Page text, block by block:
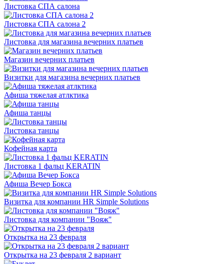
Листовка СПА салона
Листовка СПА салона 2
Листовка для магазина вечерних платьев
Магазин вечерних платьев
Визитки для магазина вечерних платьев
Афиша тяжелая атлктика
Афиша танцы
Листовка танцы
Кофейная карта
Листовка 1 фальц KERATIN
Афиша Вечер Бокса
Визитка для компании HR Simple Solutions
Листовка для компании "Вояж"
Открытка на 23 февраля
Открытка на 23 февраля 2 вариант